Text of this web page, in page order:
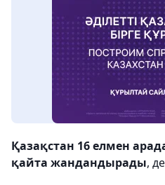
Қазақстан 16 елмен
қайта жандандырады,